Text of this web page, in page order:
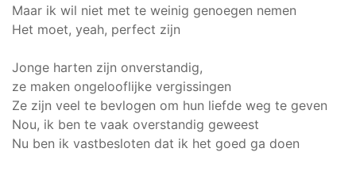
Maar ik wil niet met te weinig genoegen nemen
Het moet, yeah, perfect zijn
Jonge harten zijn onverstandig,
ze maken ongelooflijke vergissingen
Ze zijn veel te bevlogen om hun liefde weg te geven
Nou, ik ben te vaak overstandig geweest
Nu ben ik vastbesloten dat ik het goed ga doen